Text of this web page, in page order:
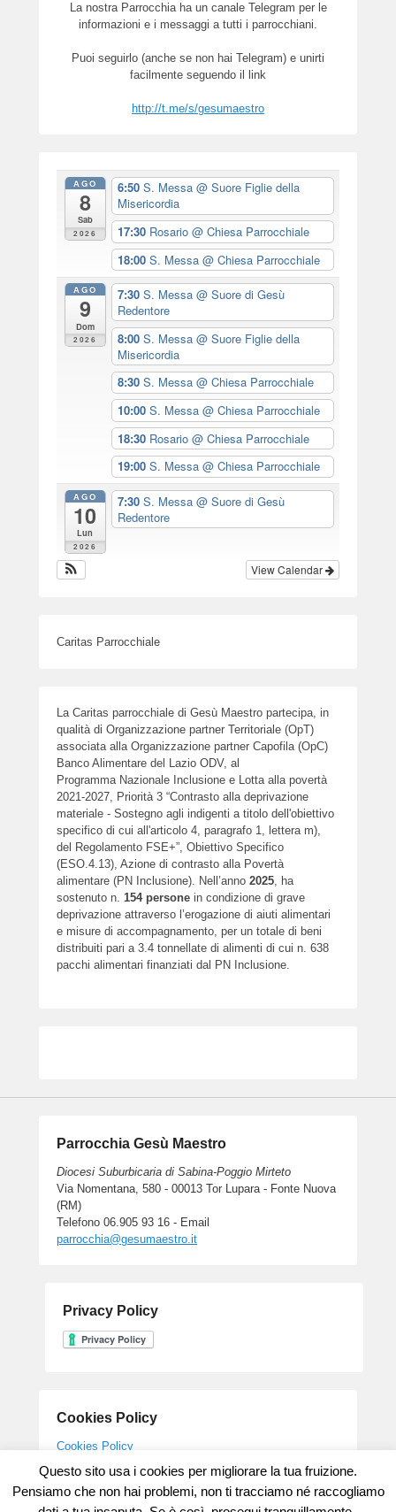
La nostra Parrocchia ha un canale Telegram per le
informazioni e i messaggi a tutti i parrocchiani.
Puoi seguirlo (anche se non hai Telegram) e unirti
facilmente seguendo il link
http://t.me/s/gesumaestro
AGO
8
Sab
2026
6:50 S. Messa @ Suore Figlie della
Misericordia
17:30 Rosario @ Chiesa Parrocchiale
18:00 S. Messa @ Chiesa Parrocchiale
AGO
9
Dom
2026
7:30 S. Messa @ Suore di Gesù
Redentore
8:00 S. Messa @ Suore Figlie della
Misericordia
8:30 S. Messa @ Chiesa Parrocchiale
10:00 S. Messa @ Chiesa Parrocchiale
18:30 Rosario @ Chiesa Parrocchiale
19:00 S. Messa @ Chiesa Parrocchiale
AGO
10
Lun
2026
7:30 S. Messa @ Suore di Gesù
Redentore
View Calendar
Caritas Parrocchiale
La Caritas parrocchiale di Gesù Maestro partecipa, in
qualità di Organizzazione partner Territoriale (OpT)
associata alla Organizzazione partner Capofila (OpC)
Banco Alimentare del Lazio ODV, al
Programma Nazionale Inclusione e Lotta alla povertà
2021-2027, Priorità 3 “Contrasto alla deprivazione
materiale - Sostegno agli indigenti a titolo dell'obiettivo
specifico di cui all'articolo 4, paragrafo 1, lettera m),
del Regolamento FSE+”, Obiettivo Specifico
(ESO.4.13), Azione di contrasto alla Povertà
alimentare (PN Inclusione). Nell’anno 2025 , ha
sostenuto n. 154 persone in condizione di grave
deprivazione attraverso l’erogazione di aiuti alimentari
e misure di accompagnamento, per un totale di beni
distribuiti pari a 3.4 tonnellate di alimenti di cui n. 638
pacchi alimentari finanziati dal PN Inclusione.
Parrocchia Gesù Maestro
Diocesi Suburbicaria di Sabina-Poggio Mirteto
Via Nomentana, 580 - 00013 Tor Lupara - Fonte Nuova
(RM)
Telefono 06.905 93 16 - Email
parrocchia@gesumaestro.it
Privacy Policy
Cookies Policy
Cookies Policy
Questo sito usa i cookies per migliorare la tua fruizione.
Pensiamo che non hai problemi, non ti tracciamo né raccogliamo